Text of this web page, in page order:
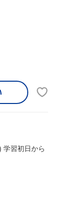
学習初日から